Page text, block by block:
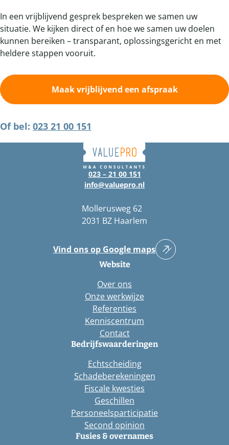
In een vrijblijvend gesprek bespreken we samen uw
situatie. We kijken direct of en hoe we samen uw doelen
kunnen bereiken – transparant, oplossingsgericht en met
heldere stappen vooruit.
Maak vrijblijvend een afspraak
Of bel: 023 21 00 151
023 – 21 00 151
info@valuepro.nl
Mollerusweg 62
2031 BZ Haarlem
Vind ons op Google maps
Website
Over ons
Onze werkwijze
Referenties
Kenniscentrum
Contact
Bedrijfswaarderingen
Echtscheiding
Schadeberekeningen
Fiscale kwesties
Geschillen
Personeelsparticipatie
Second opinion
Fusies & overnames